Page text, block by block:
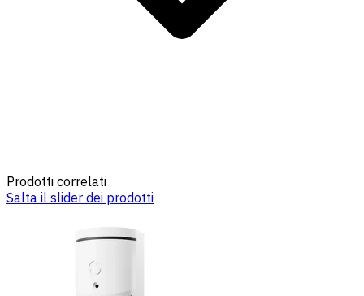
Prodotti correlati
Salta il slider dei prodotti